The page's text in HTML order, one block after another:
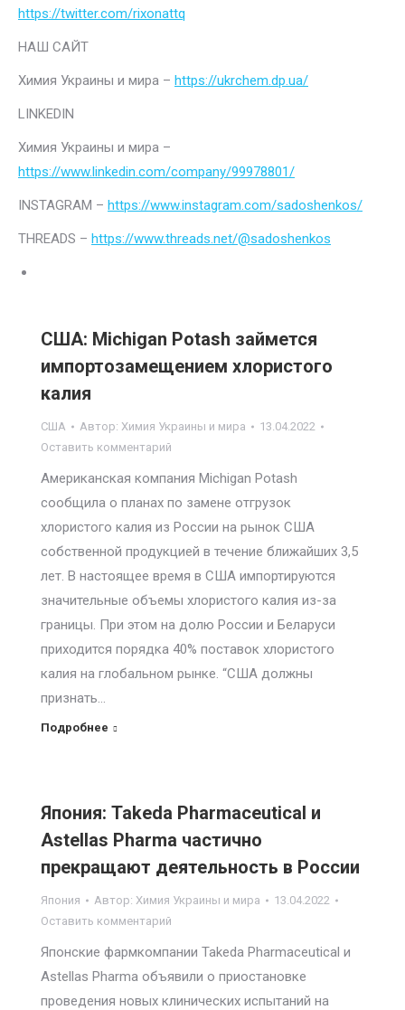
https://twitter.com/rixonattq
НАШ САЙТ
Химия Украины и мира – https://ukrchem.dp.ua/
LINKEDIN
Химия Украины и мира –
https://www.linkedin.com/company/99978801/
INSTAGRAM – https://www.instagram.com/sadoshenkos/
THREADS – https://www.threads.net/@sadoshenkos
США: Michigan Potash займется
импортозамещением хлористого
калия
США Автор: Химия Украины и мира
13.04.2022
Оставить комментарий
Американская компания Michigan Potash
сообщила о планах по замене отгрузок
хлористого калия из России на рынок США
собственной продукцией в течение ближайших 3,5
лет. В настоящее время в США импортируются
значительные объемы хлористого калия из-за
границы. При этом на долю России и Беларуси
приходится порядка 40% поставок хлористого
калия на глобальном рынке. “США должны
признать…
Подробнее
Япония: Takeda Pharmaceutical и
Astellas Pharma частично
прекращают деятельность в России
Япония Автор: Химия Украины и мира
13.04.2022
Оставить комментарий
Японские фармкомпании Takeda Pharmaceutical и
Astellas Pharma объявили о приостановке
проведения новых клинических испытаний на